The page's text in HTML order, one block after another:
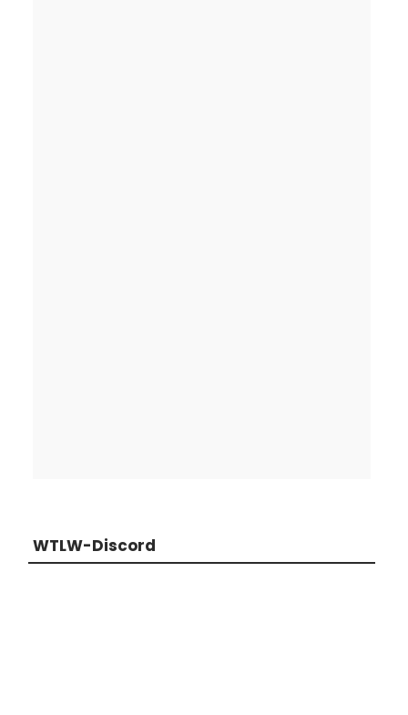
WTLW-Discord